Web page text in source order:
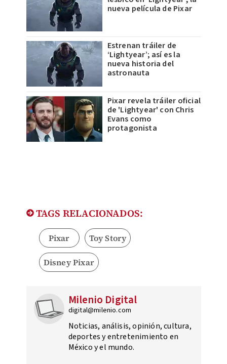
nueva película de Pixar
Estrenan tráiler de
‘Lightyear’; así es la
nueva historia del
astronauta
Pixar revela tráiler oficial
de 'Lightyear' con Chris
Evans como
protagonista
TAGS RELACIONADOS:
Pixar Toy Story
Disney Pixar
Milenio Digital
digital@milenio.com
Noticias, análisis, opinión, cultura,
deportes y entretenimiento en
México y el mundo.